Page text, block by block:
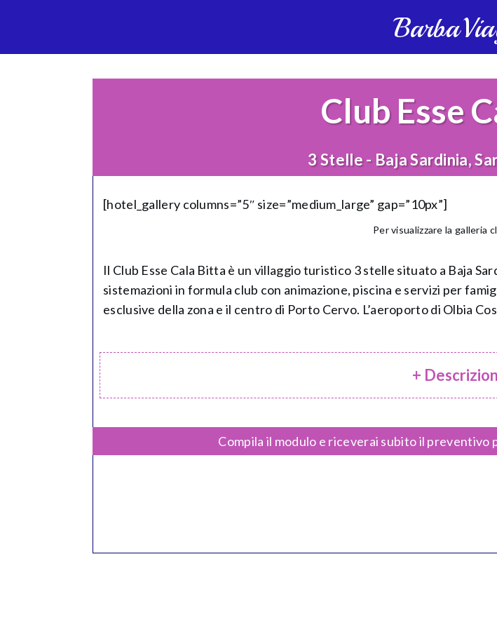
Club Esse
3 Stelle - Baja Sardinia,
[hotel_gallery columns=”5″ size=”medium_large” gap=”10px”]
Per visualizzare la galleria
Il Club Esse Cala Bitta è un villaggio turistico 3 stelle situato a Baja
sistemazioni in formula club con animazione, piscina e servizi per
esclusive della zona e il centro di Porto Cervo. L’aeroporto di Olbia
+
Compila il modulo e riceverai subito il preventivo